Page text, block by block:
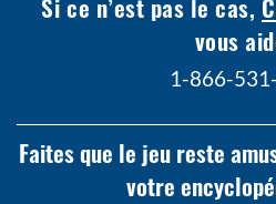
vous
1-866-
Faites que le jeu reste
votre